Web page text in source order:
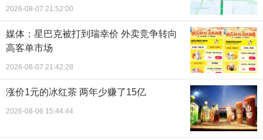
2026-08-07 21:52:00
媒体：星巴克被打到瑞幸价 外卖竞争转向
高客单市场
2026-08-07 21:42:28
涨价1元的冰红茶 两年少赚了15亿
2026-08-06 15:44:44